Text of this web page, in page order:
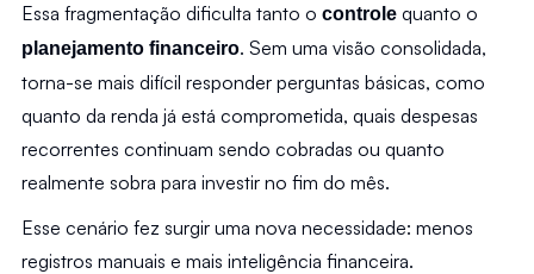
Essa fragmentação dificulta tanto o controle
planejamento financeiro. Sem uma visão consolidada,
torna-se mais difícil responder perguntas básicas, como
quanto da renda já está comprometida, quais despesas
recorrentes continuam sendo cobradas ou quanto
realmente sobra para investir no fim do mês.
Esse cenário fez surgir uma nova necessidade: menos
registros manuais e mais inteligência financeira.